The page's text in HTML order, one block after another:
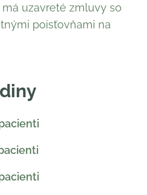
uzavreté zmluvy so
poisťovňami na